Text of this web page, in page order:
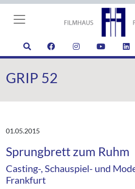
GRIP 52
01.05.2015
Sprungbrett zum Ruhm
Casting-, Schauspiel- und
Frankfurt